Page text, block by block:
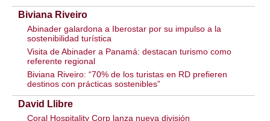
Biviana Riveiro
Abinader galardona a Iberostar por su impulso a la
sostenibilidad turística
Visita de Abinader a Panamá: destacan turismo como
referente regional
Biviana Riveiro: “70% de los turistas en RD prefieren
destinos con prácticas sostenibles”
David Llibre
Coral Hospitality Corp lanza nueva división